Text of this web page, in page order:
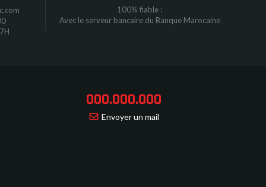
100% fiable :
Avec le serveur bancaire du Banque Marocaine
000.000.000
Envoyer un mail